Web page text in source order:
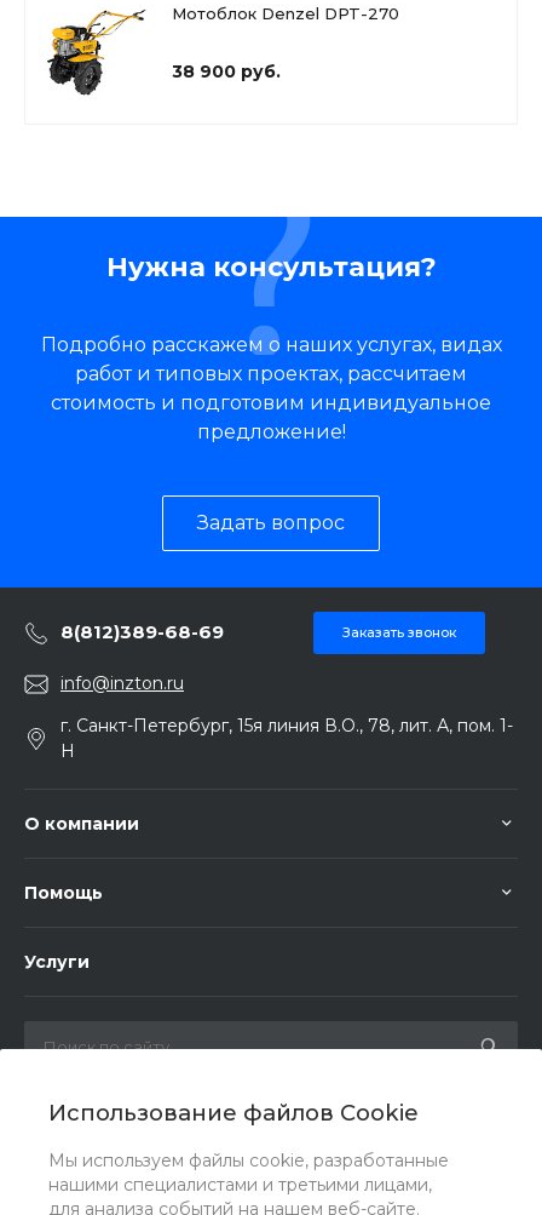
Использование файлов Cookie
Мы используем файлы cookie, разработанные
нашими специалистами и третьими лицами,
для анализа событий на нашем веб-сайте.
Мотоблок Denzel DPT-270
38 900 руб.
Нужна консультация?
Подробно расскажем о наших услугах, видах
работ и типовых проектах, рассчитаем
стоимость и подготовим индивидуальное
предложение!
Задать вопрос
8(812)389-68-69 Заказать звонок
info@inzton.ru
г. Санкт-Петербург, 15я линия В.О., 78, лит. А, пом. 1-
Н
О компании
Помощь
Услуги